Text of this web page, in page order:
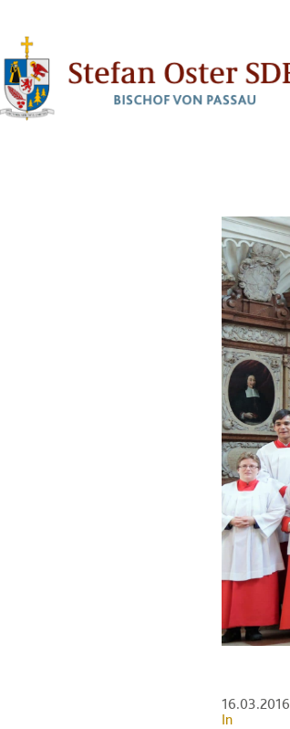
16.03.2016
In